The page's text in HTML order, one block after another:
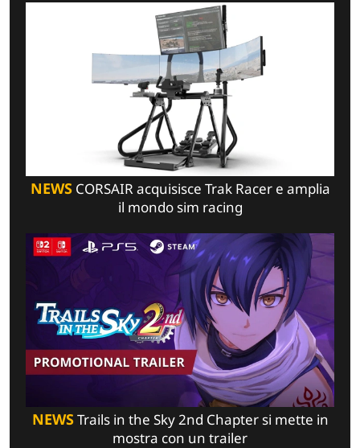
NEWSCORSAIR acquisisce Trak Racer e amplia
il mondo sim racing
NEWSTrails in the Sky 2nd Chapter si mette in
mostra con un trailer